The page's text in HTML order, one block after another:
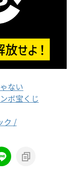
ない
ボ宝くじ
ク /